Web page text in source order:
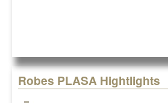
Robes PLASA Hightlights